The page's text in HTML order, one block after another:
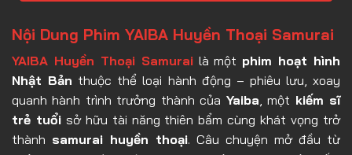
Tập 6
Tập 8
Tập 9
Nội Dung Phim YAIBA Huyền Thoại Samurai
YAIBA Huyền Thoại Samurailà một phim hoạt hình
Nhật Bản thuộc thể loại hành động – phiêu lưu, xoay
quanh hành trình trưởng thành của Yaiba, một kiếm sĩ
trẻ tuổisở hữu tài năng thiên bẩm cùng khát vọng trở
thành samurai huyền thoại. Câu chuyện mở đầu từ